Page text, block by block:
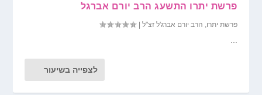
פרשת יתרו התשעג הרב יורם אברגל
פרשת יתרו, הרב יורם אברג'ל זצ"ל |
...
לצפייה בשיעור